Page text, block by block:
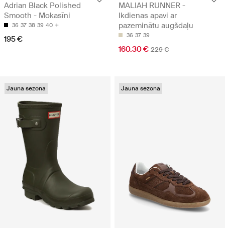
Adrian Black Polished
Smooth - Mokasīni
36 37 38 39 40
195 €
MALIAH RUNNER -
Ikdienas apavi ar
pazeminātu augšdaļu
36 37 39
160.30 € 229 €
Jauna sezona Jauna sezona